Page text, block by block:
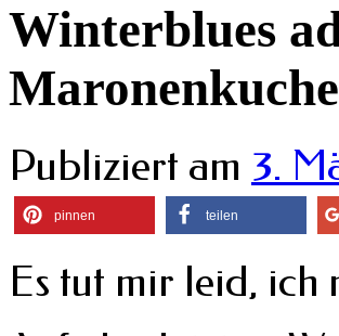
Winterblues
Publiziert am 3.
pinnen teilen
Es tut mir leid, ich